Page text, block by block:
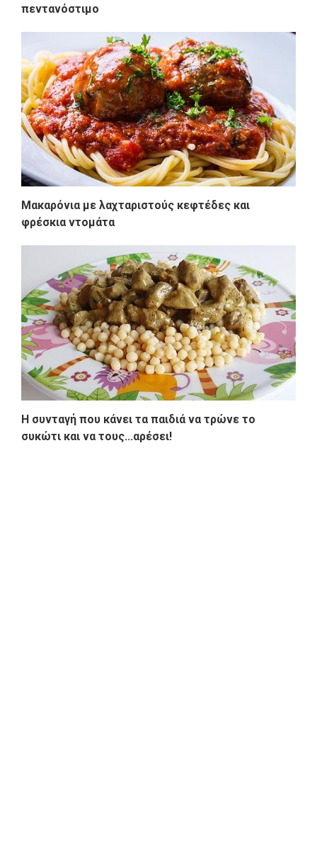
πεντανόστιμο
Μακαρόνια με λαχταριστούς κεφτέδες και
φρέσκια ντομάτα
Η συνταγή που κάνει τα παιδιά να τρώνε το
συκώτι και να τους...αρέσει!